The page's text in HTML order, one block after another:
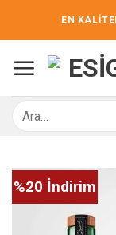
EN
Ara:
%20 İndirim